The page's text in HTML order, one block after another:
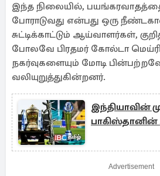
இந்த நிலையில், பயங்கரவாதத்தை
போராடுவது என்பது ஒரு
சுட்டிக்காட்டும் ஆய்வாளர்கள்,
போலவே பிரதமர் கோல்டா
நகர்வுகளையும் மோடி
வலியுறுத்துகின்றனர்.
இந்தியாவின்
பாகிஸ்தானின்
Advertisement